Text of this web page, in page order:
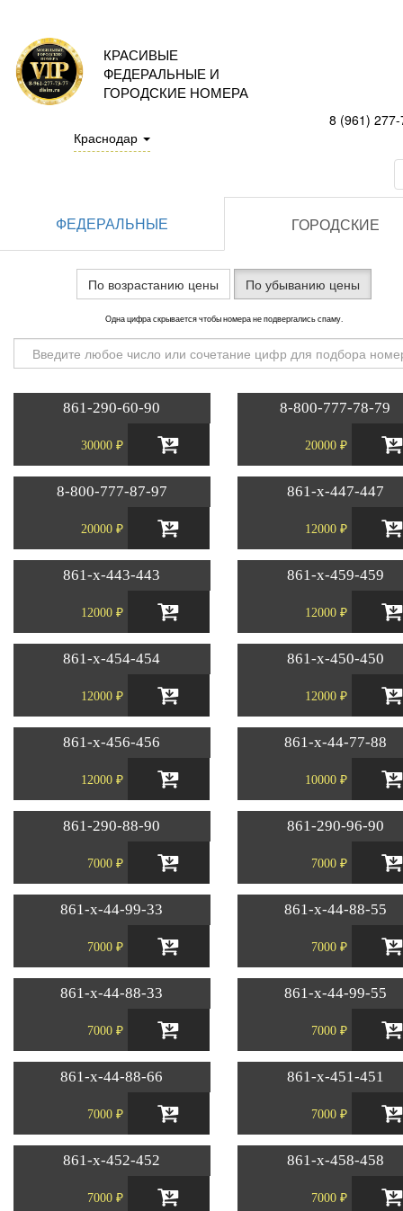
КРАСИВЫЕ
ФЕДЕРАЛЬНЫЕ И
ГОРОДСКИЕ НОМЕРА
Краснодар
8 (961)
ФЕДЕРАЛЬНЫЕ ГОРОДСКИЕ
По возрастанию цены По убыванию цены
Одна цифра скрывается чтобы номера не подвергались спаму.
861-290-60-90
30000 ₽
8-800-777-78-79
20000 ₽
8-800-777-87-97
20000 ₽
861-х-447-447
12000 ₽
861-х-443-443
12000 ₽
861-х-459-459
12000 ₽
861-х-454-454
12000 ₽
861-х-450-450
12000 ₽
861-х-456-456
12000 ₽
861-х-44-77-88
10000 ₽
861-290-88-90
7000 ₽
861-290-96-90
7000 ₽
861-х-44-99-33
7000 ₽
861-х-44-88-55
7000 ₽
861-х-44-88-33
7000 ₽
861-х-44-99-55
7000 ₽
861-х-44-88-66
7000 ₽
861-х-451-451
7000 ₽
861-х-452-452
7000 ₽
861-х-458-458
7000 ₽